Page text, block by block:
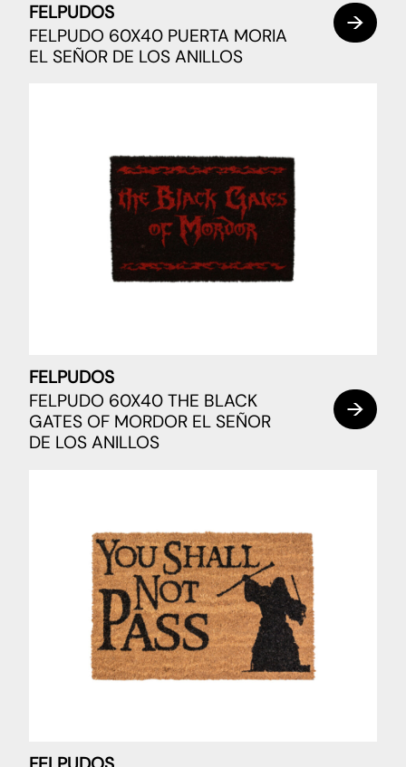
FELPUDOS
FELPUDO 60X40 PUERTA MORIA
EL SEÑOR DE LOS ANILLOS
FELPUDOS
FELPUDO 60X40 THE BLACK
GATES OF MORDOR EL SEÑOR
DE LOS ANILLOS